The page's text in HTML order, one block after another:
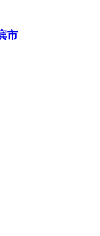
市